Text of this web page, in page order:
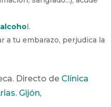
l.
a tu embarazo, perjudica la
Directo de Clínica
Gijón,